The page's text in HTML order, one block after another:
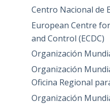
Centro Nacional de
European Centre
and Control (ECDC)
Organización
Organización
Oficina Regional
Organización